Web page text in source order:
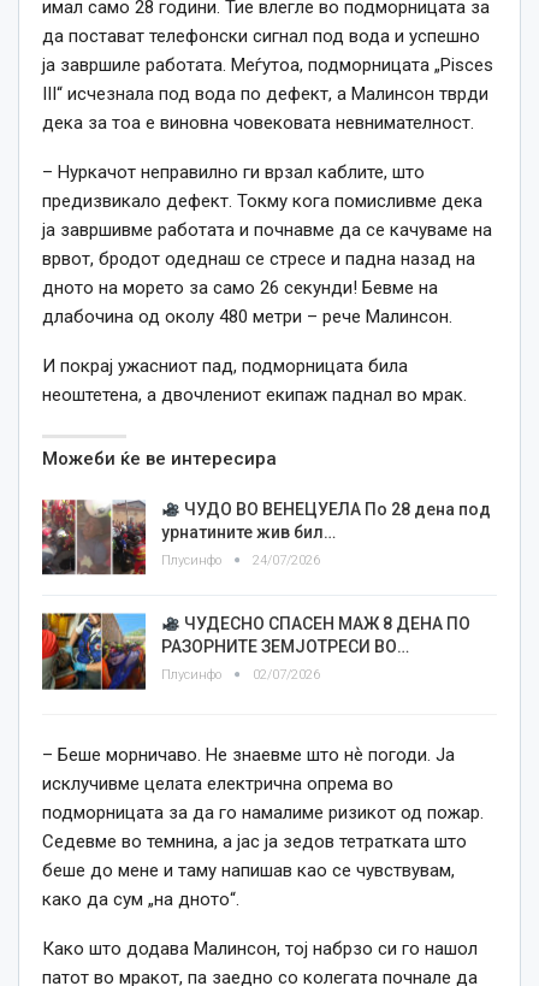
имал само 28 години. Тие влегле во подморницата за
да постават телефонски сигнал под вода и успешно
ја завршиле работата. Меѓутоа, подморницата „Pisces
III“ исчезнала под вода по дефект, а Малинсон тврди
дека за тоа е виновна човековата невнимателност.
– Нуркачот неправилно ги врзал каблите, што
предизвикало дефект. Токму кога помисливме дека
ја завршивме работата и почнавме да се качуваме на
врвот, бродот одеднаш се стресе и падна назад на
дното на морето за само 26 секунди! Бевме на
длабочина од околу 480 метри – рече Малинсон.
И покрај ужасниот пад, подморницата била
неоштетена, а двочлениот екипаж паднал во мрак.
Можеби ќе ве интересира
ЧУДО ВО ВЕНЕЦУЕЛА По 28 дена под
урнатините жив бил…
Плусинфо 24/07/2026
ЧУДЕСНО СПАСЕН МАЖ 8 ДЕНА ПО
РАЗОРНИТЕ ЗЕМЈОТРЕСИ ВО…
Плусинфо 02/07/2026
– Беше морничаво. Не знаевме што нѐ погоди. Ја
исклучивме целата електрична опрема во
подморницата за да го намалиме ризикот од пожар.
Седевме во темнина, а јас ја зедов тетратката што
беше до мене и таму напишав као се чувствувам,
како да сум „на дното“.
Како што додава Малинсон, тој набрзо си го нашол
патот во мракот, па заедно со колегата почнале да